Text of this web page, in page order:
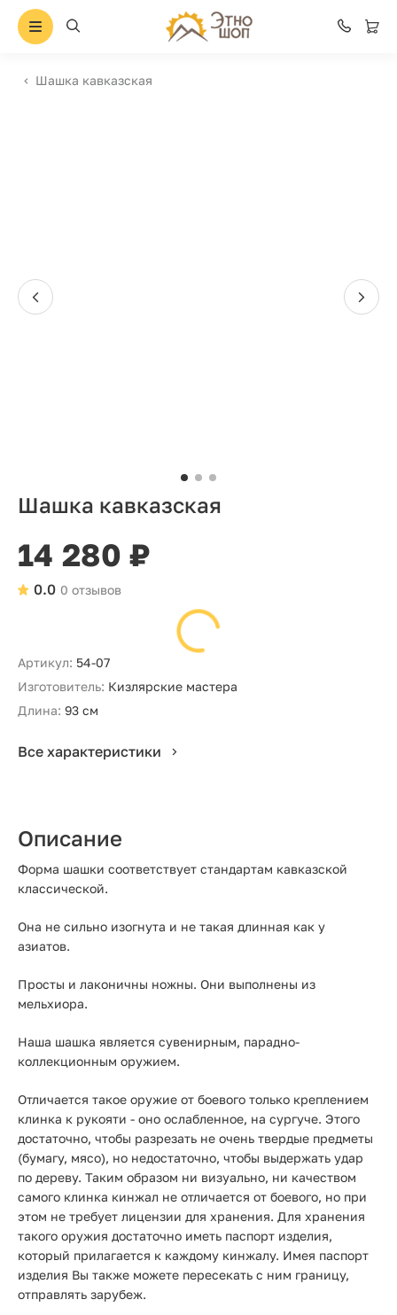
Шашка кавказская
Шашка кавказская
14 280 ₽
0 отзывов
0.0
Артикул: 54-07
Изготовитель: Кизлярские мастера
Длина: 93 см
Все характеристики
Описание
Форма шашки соответствует стандартам кавказской
классической.
Она не сильно изогнута и не такая длинная как у
азиатов.
Просты и лаконичны ножны. Они выполнены из
мельхиора.
Наша шашка является сувенирным, парадно-
коллекционным оружием.
Отличается такое оружие от боевого только креплением
клинка к рукояти - оно ослабленное, на сургуче. Этого
достаточно, чтобы разрезать не очень твердые предметы
(бумагу, мясо), но недостаточно, чтобы выдержать удар
по дереву. Таким образом ни визуально, ни качеством
самого клинка кинжал не отличается от боевого, но при
этом не требует лицензии для хранения. Для хранения
такого оружия достаточно иметь паспорт изделия,
который прилагается к каждому кинжалу. Имея паспорт
изделия Вы также можете пересекать с ним границу,
отправлять зарубеж.